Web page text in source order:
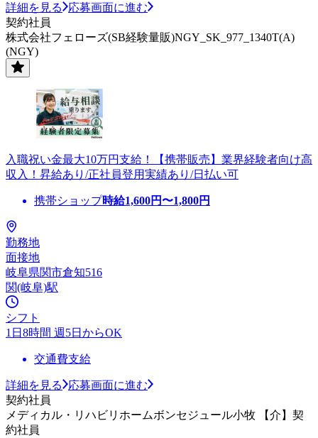
詳細を見る
応募画面に進む
契約社員
株式会社フェローズ(SB経験量販)NGY_SK_977_1340T(A)
(NGY)
入職祝い金最大10万円支給！【携帯販売】業界経験者向け高
収入！昇給あり/正社員登用実績あり/日払い可
携帯ショップ時給1,600円〜1,800円
勤務地
面接地
岐阜県関市倉知516
関(岐阜)駅
シフト
1日8時間 週5日からOK
交通費支給
詳細を見る
応募画面に進む
契約社員
メディカル・リハビリホームボンセジュール小牧 【介】契
約社員